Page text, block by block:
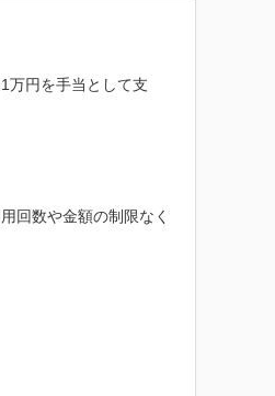
万円を手当として支
回数や金額の制限なく